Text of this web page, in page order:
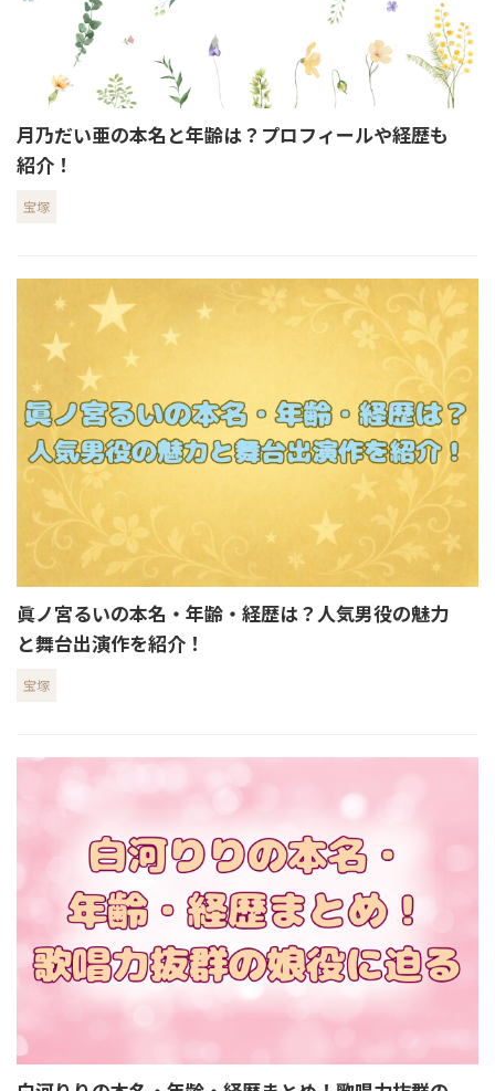
月乃だい亜の本名と年齢は？プロフィールや経歴も
紹介！
宝塚
眞ノ宮るいの本名・年齢・経歴は？人気男役の魅力
と舞台出演作を紹介！
宝塚